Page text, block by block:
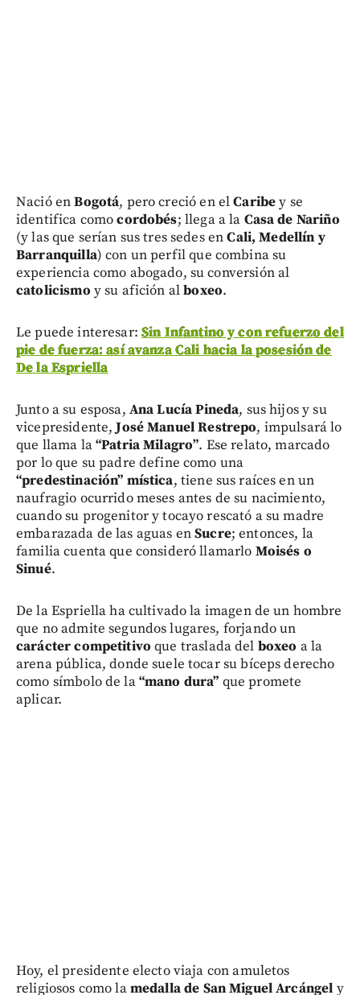
Nació enBogotá, pero creció en elCaribey se
identifica comocordobés; llega a la Casa de Nariño
(y las que serían sus tres sedes enCali, Medellín y
Barranquilla) con un perfil que combina su
experiencia como abogado, su conversión al
catolicismo y su afición alboxeo.
Le puede interesar: Sin Infantino y con refuerzo del
pie de fuerza: así avanza Cali hacia la posesión de
De la Espriella
Junto a su esposa, Ana Lucía Pineda, sus hijos y su
vicepresidente,José Manuel Restrepo, impulsará lo
que llama la“Patria Milagro”. Ese relato, marcado
por lo que su padre define como una
“predestinación” mística, tiene sus raíces en un
naufragio ocurrido meses antes de su nacimiento,
cuando su progenitor y tocayo rescató a su madre
embarazada de las aguas enSucre; entonces, la
familia cuenta que consideró llamarlo Moisés o
Sinué.
De la Espriella ha cultivado la imagen de un hombre
que no admite segundos lugares, forjando un
carácter competitivo que traslada del boxeo a la
arena pública, donde suele tocar su bíceps derecho
como símbolo de la“mano dura” que promete
aplicar.
Hoy, el presidente electo viaja con amuletos
religiosos como lamedalla de San Miguel Arcángel y